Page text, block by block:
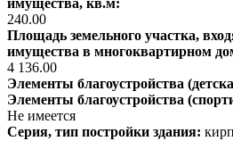
имущества, кв.м:
240.00
Площадь земельного участка,
имущества в многоквартирном
4 136.00
Элементы благоустройства
Элементы благоустройства
Не имеется
Серия, тип постройки здания: